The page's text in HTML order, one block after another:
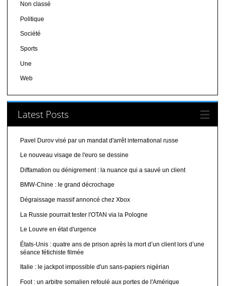
Non classé
Politique
Société
Sports
Une
Web
Latest Posts
Pavel Durov visé par un mandat d'arrêt international russe
Le nouveau visage de l'euro se dessine
Diffamation ou dénigrement : la nuance qui a sauvé un client
BMW-Chine : le grand décrochage
Dégraissage massif annoncé chez Xbox
La Russie pourrait tester l'OTAN via la Pologne
Le Louvre en état d'urgence
États-Unis : quatre ans de prison après la mort d’un client lors d’une
séance fétichiste filmée
Italie : le jackpot impossible d'un sans-papiers nigérian
Foot : un arbitre somalien refoulé aux portes de l'Amérique